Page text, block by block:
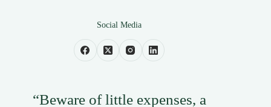
Social Media
“Beware of little expenses, a